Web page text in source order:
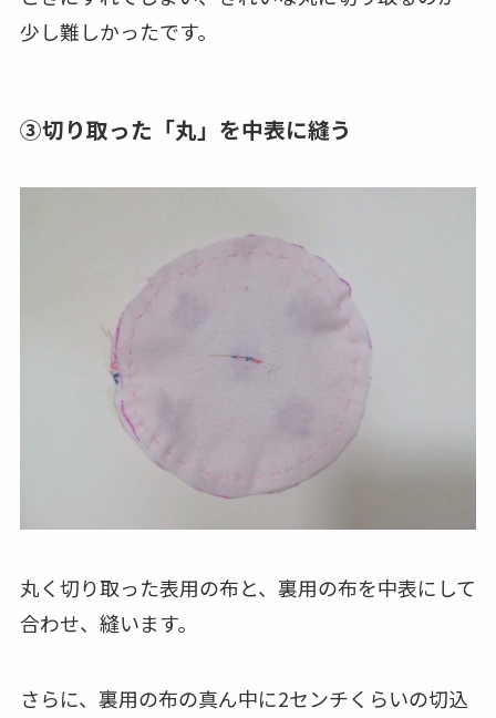
少し難しかったです。
③切り取った「丸」を中表に縫う
丸く切り取った表用の布と、裏用の布を中表にして
合わせ、縫います。
さらに、裏用の布の真ん中に2センチくらいの切込